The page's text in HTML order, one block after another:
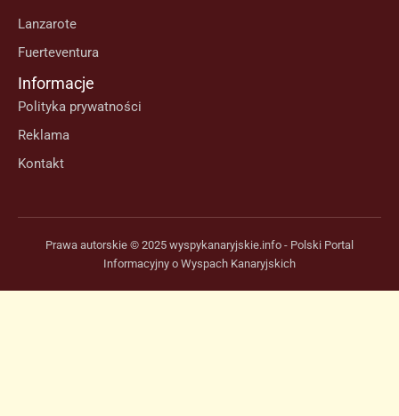
Lanzarote
Fuerteventura
Informacje
Polityka prywatności
Reklama
Kontakt
Prawa autorskie © 2025 wyspykanaryjskie.info - Polski Portal
Informacyjny o Wyspach Kanaryjskich